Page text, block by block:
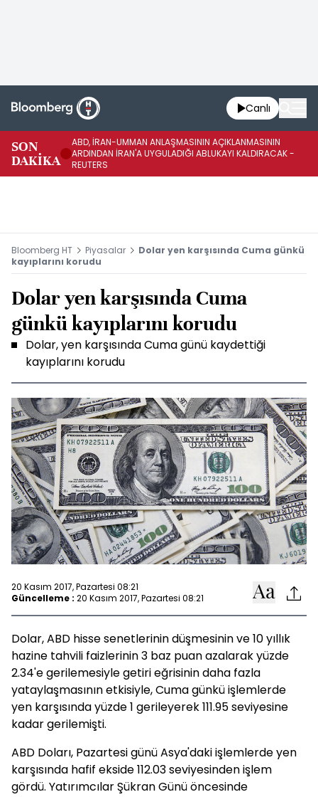
Canlı
SON
DAKİKA
ABD, İRAN-UMMAN ANLAŞMASININ AÇIKLANMASININ
ARDINDAN İRAN'A UYGULADIĞI ABLUKAYI KALDIRACAK -
REUTERS
Bloomberg HT Piyasalar
Dolar yen karşısında Cuma günkü
kayıplarını korudu
Dolar yen karşısında Cuma
günkü kayıplarını korudu
Dolar, yen karşısında Cuma günü kaydettiği
kayıplarını korudu
20 Kasım 2017, Pazartesi 08:21
Güncelleme : 20 Kasım 2017, Pazartesi 08:21
Dolar, ABD hisse senetlerinin düşmesinin ve 10 yıllık
hazine tahvili faizlerinin 3 baz puan azalarak yüzde
2.34'e gerilemesiyle getiri eğrisinin daha fazla
yataylaşmasının etkisiyle, Cuma günkü işlemlerde
yen karşısında yüzde 1 gerileyerek 111.95 seviyesine
kadar gerilemişti.
ABD Doları, Pazartesi günü Asya'daki işlemlerde yen
karşısında hafif ekside 112.03 seviyesinden işlem
gördü. Yatırımcılar Şükran Günü öncesinde